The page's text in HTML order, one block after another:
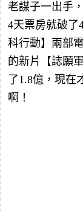
老謀子一出手
4天票房就破了
科行動】兩部
的新片【誌願
了1.8億，現
啊！